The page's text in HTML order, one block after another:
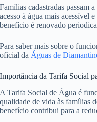
Famílias cadastradas passam
acesso à água mais acessível
benefício é renovado
Para saber mais sobre o
oficial da Águas de
Importância da Tarifa Social
A Tarifa Social de Água é
qualidade de vida às famílias
benefício contribui para a